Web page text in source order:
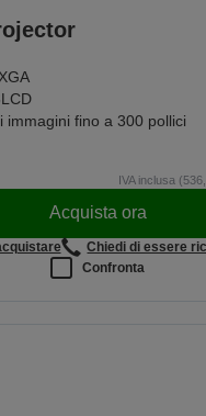
immagini fino a 300 pollici
IVA inclusa
Acquista ora
Chiedi di essere
Confronta